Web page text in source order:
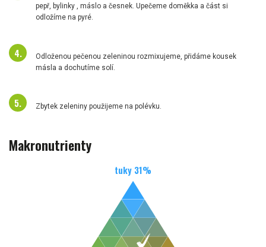
pepř, bylinky , máslo a česnek. Upečeme doměkka a část si
odložíme na pyré.
Odloženou pečenou zeleninou rozmixujeme, přidáme kousek
másla a dochutíme solí.
Zbytek zeleniny použijeme na polévku.
Makronutrienty
tuky 31%